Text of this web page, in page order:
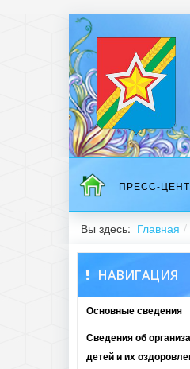
ПРЕСС-
Вы здесь: Главная
НАВИГАЦИЯ
Основные сведения
Сведения об
детей и их